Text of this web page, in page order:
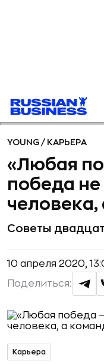
YOUNG / КАРЬЕРА
«Любая
победа
Советы
10 апреля 2020,
Поделиться:
Карьера